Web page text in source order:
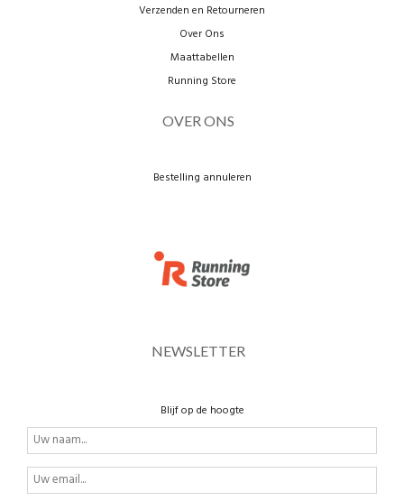
Verzenden en Retourneren
Over Ons
Maattabellen
Running Store
OVER ONS
Bestelling annuleren
NEWSLETTER
Blijf op de hoogte